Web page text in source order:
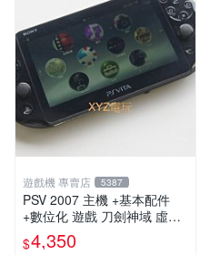
遊戲機 專賣店 5387
PSV 2007 主機 +基本配件
+數位化 遊戲 刀劍神域 虛空
幻界 保修一年
$4,350